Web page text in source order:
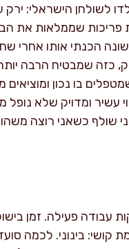
לשולחן הישראלי:
פריכות שממלאות את
הכנתי אותו אחרי
כזה שמבטיח הרבה
בו נכון ומוציאים
עשיר ומדויק שלא
שולף כשאני רוצה
כ-35 דקות עבודה פעילה. זמן